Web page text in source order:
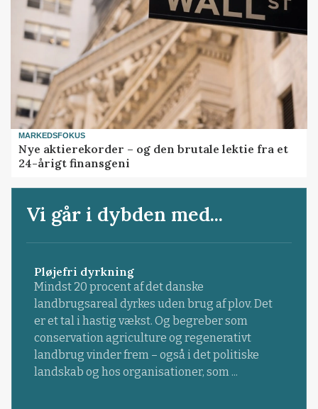
MARKEDSFOKUS
Nye aktierekorder – og den brutale lektie fra et
24-årigt finansgeni
Vi går i dybden med...
Pløjefri dyrkning
Mindst 20 procent af det danske
landbrugsareal dyrkes uden brug af plov. Det
er et tal i hastig vækst. Og begreber som
conservation agriculture og regenerativt
landbrug vinder frem – også i det politiske
landskab og hos organisationer, som ...